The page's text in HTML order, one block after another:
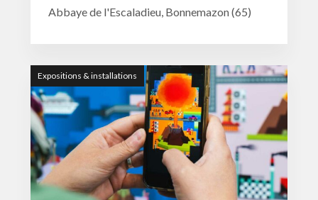
Abbaye de l'Escaladieu, Bonnemazon (65)
Expositions & installations